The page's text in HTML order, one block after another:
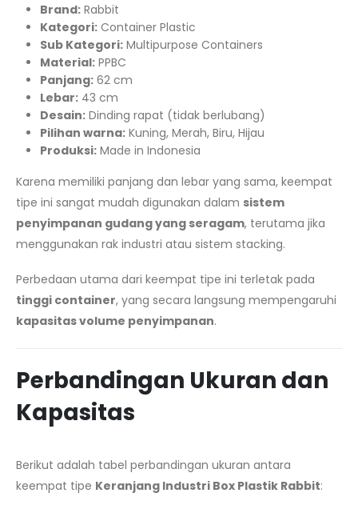
Brand:Rabbit
Kategori:Container Plastic
Sub Kategori:Multipurpose Containers
Material:PPBC
Panjang:62 cm
Lebar:43 cm
Desain:Dinding rapat (tidak berlubang)
Pilihan warna:Kuning, Merah, Biru, Hijau
Produksi:Made in Indonesia
Karena memiliki panjang dan lebar yang sama, keempat
tipe ini sangat mudah digunakan dalam sistem
penyimpanan gudang yang seragam, terutama jika
menggunakan rak industri atau sistem stacking.
Perbedaan utama dari keempat tipe ini terletak pada
tinggi container, yang secara langsung mempengaruhi
kapasitas volume penyimpanan.
Perbandingan Ukuran dan
Kapasitas
Berikut adalah tabel perbandingan ukuran antara
keempat tipe Keranjang Industri Box Plastik Rabbit: